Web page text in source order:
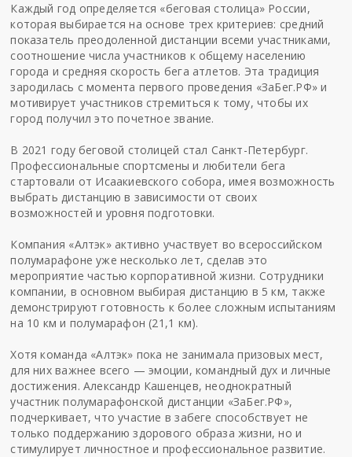
Каждый год определяется «беговая столица» России,
которая выбирается на основе трех критериев: средний
показатель преодоленной дистанции всеми участниками,
соотношение числа участников к общему населению
города и средняя скорость бега атлетов. Эта традиция
зародилась с момента первого проведения «ЗаБег.РФ» и
мотивирует участников стремиться к тому, чтобы их
город получил это почетное звание.
В 2021 году беговой столицей стал Санкт-Петербург.
Профессиональные спортсмены и любители бега
стартовали от Исаакиевского собора, имея возможность
выбрать дистанцию в зависимости от своих
возможностей и уровня подготовки.
Компания «Алтэк» активно участвует во всероссийском
полумарафоне уже несколько лет, сделав это
мероприятие частью корпоративной жизни. Сотрудники
компании, в основном выбирая дистанцию в 5 км, также
демонстрируют готовность к более сложным испытаниям
на 10 км и полумарафон (21,1 км).
Хотя команда «Алтэк» пока не занимала призовых мест,
для них важнее всего — эмоции, командный дух и личные
достижения. Александр Кашенцев, неоднократный
участник полумарафонской дистанции «ЗаБег.РФ»,
подчеркивает, что участие в забеге способствует не
только поддержанию здорового образа жизни, но и
стимулирует личностное и профессиональное развитие.